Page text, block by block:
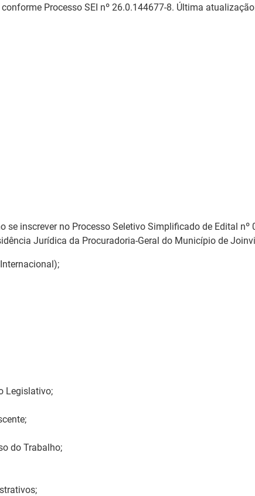
Processo SEI nº 26.0.144677-8. Última
se inscrever no Processo Seletivo Simplificado de Edital nº
Jurídica da Procuradoria-Geral do Município de
Legislativo;
do Trabalho;